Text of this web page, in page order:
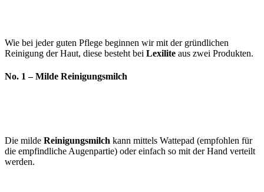
Wie bei jeder guten Pflege beginnen wir mit der gründlichen
Reinigung der Haut, diese besteht bei Lexilite aus zwei Produkten.
No. 1 – Milde Reinigungsmilch
Die milde Reinigungsmilch kann mittels Wattepad (empfohlen für
die empfindliche Augenpartie) oder einfach so mit der Hand verteilt
werden.